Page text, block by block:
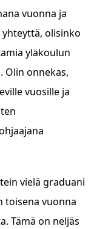
vuonna ja
olisinko
yläkoulun
Olin onnekas,
vuosille ja
vielä graduani
toisena vuonna
Tämä on neljäs